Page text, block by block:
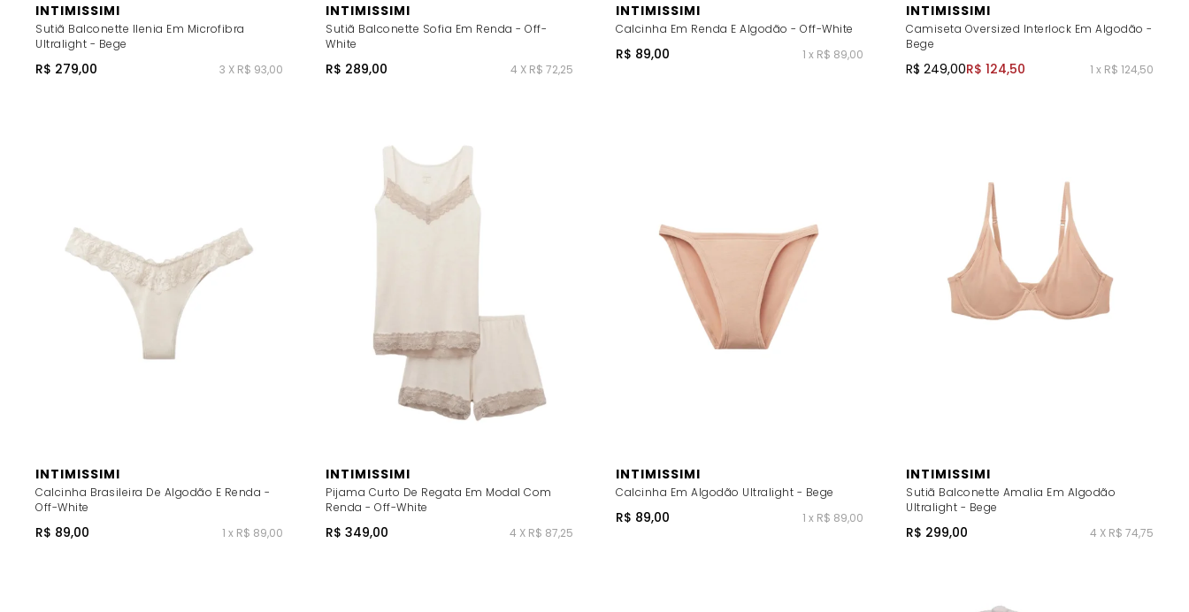
INTIMISSIMI
Sutiã Balconette Ilenia Em Microfibra
Ultralight - Bege
R$ 279,00 3 X R$ 93,00
INTIMISSIMI
Sutiã Balconette Sofia Em Renda - Off-
White
R$ 289,00 4 X R$ 72,25
INTIMISSIMI
Calcinha Em Renda E Algodão - Off-White
R$ 89,00 1 x R$ 89,00
INTIMISSIMI
Camiseta Oversized Interlock Em Algodão -
Bege
R$ 249,00R$ 124,50 1 x R$ 124,50
INTIMISSIMI
Calcinha Brasileira De Algodão E Renda -
Off-White
R$ 89,00 1 x R$ 89,00
INTIMISSIMI
Pijama Curto De Regata Em Modal Com
Renda - Off-White
R$ 349,00 4 X R$ 87,25
INTIMISSIMI
Calcinha Em Algodão Ultralight - Bege
R$ 89,00 1 x R$ 89,00
INTIMISSIMI
Sutiã Balconette Amalia Em Algodão
Ultralight - Bege
R$ 299,00 4 X R$ 74,75